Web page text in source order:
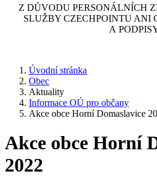
Z DŮVODU PERSONÁLNÍCH
SLUŽBY CZECHPOINTU ANI
A
Úvodní stránka
Obec
Aktuality
Informace OÚ pro občany
Akce obce Horní Domaslavice
Akce obce Horní
2022